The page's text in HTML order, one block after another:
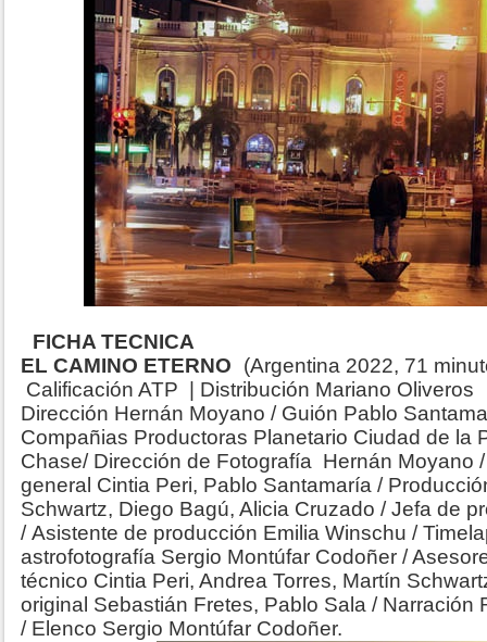
FICHA TECNICA
EL CAMINO ETERNO
(Argentina 2022, 71
Calificación ATP | Distribución Mariano Oliveros
Dirección Hernán Moyano / Guión Pablo
Compañias Productoras Planetario Ciudad de la
Chase/ Dirección de Fotografía Hernán Moyano
general Cintia Peri, Pablo Santamaría /
Schwartz, Diego Bagú, Alicia Cruzado / Jefa de
/ Asistente de producción Emilia Winschu /
astrofotografía Sergio Montúfar Codoñer /
técnico Cintia Peri, Andrea Torres, Martín
original Sebastián Fretes, Pablo Sala / Narración
/ Elenco Sergio Montúfar Codoñer.